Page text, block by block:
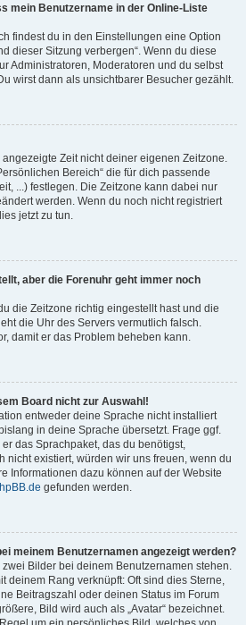
mein Benutzername in der Online-Liste
findest du in den Einstellungen eine Option
dieser Sitzung verbergen“. Wenn du diese
Administratoren, Moderatoren und du selbst
wirst dann als unsichtbarer Besucher gezählt.
Zeit nicht deiner eigenen Zeitzone.
Bereich“ die für dich passende
...) festlegen. Die Zeitzone kann dabei nur
werden. Wenn du noch nicht registriert
jetzt zu tun.
aber die Forenuhr geht immer noch
die Zeitzone richtig eingestellt hast und die
die Uhr des Servers vermutlich falsch.
damit er das Problem beheben kann.
Board nicht zur Auswahl!
entweder deine Sprache nicht installiert
in deine Sprache übersetzt. Frage ggf.
das Sprachpaket, das du benötigst,
nicht existiert, würden wir uns freuen, wenn du
Informationen dazu können auf der Website
gefunden werden.
meinem Benutzernamen angezeigt werden?
Bilder bei deinem Benutzernamen stehen.
deinem Rang verknüpft: Oft sind dies Sterne,
Beitragszahl oder deinen Status im Forum
Bild wird auch als „Avatar“ bezeichnet.